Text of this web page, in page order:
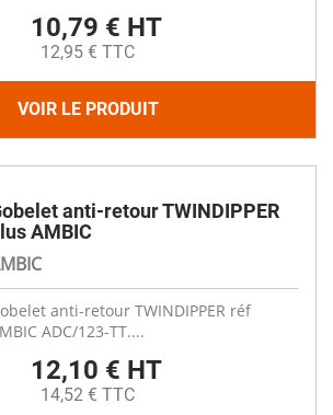
10,79 € HT
12,95 € TTC
VOIR LE PRODUIT
anti-retour TWINDIPPER
AMBIC
anti-retour TWINDIPPER réf
ADC/123-TT....
12,10 € HT
14,52 € TTC